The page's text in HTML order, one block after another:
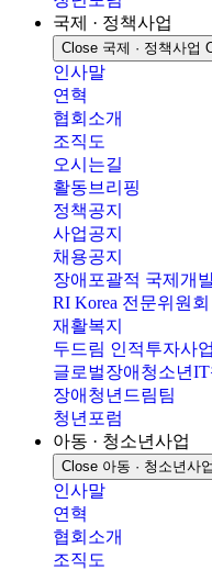
국제 · 정책사업
Close 국제 · 정책사업
인사말
연혁
협회소개
조직도
오시는길
활동브리핑
정책공지
사업공지
채용공지
장애포괄적 국제개
RI Korea 전문위원회
재활복지
두드림 인적투자사업
글로벌장애청소년IT
장애청년드림팀
청년포럼
아동 · 청소년사업
Close 아동 · 청소년사업
인사말
연혁
협회소개
조직도